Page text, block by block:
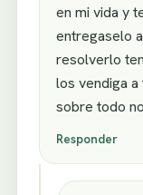
en mi vida y
entregaselo
resolverlo
los vendiga
sobre todo
Responder